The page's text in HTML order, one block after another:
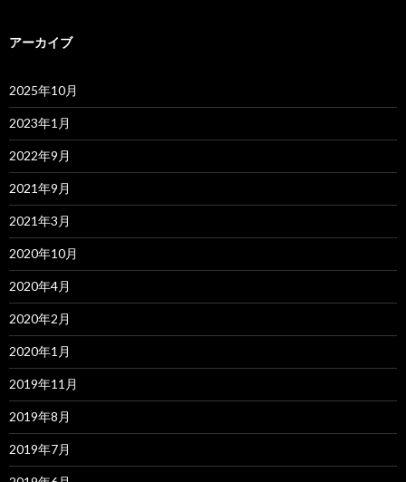
アーカイブ
2025年10月
2023年1月
2022年9月
2021年9月
2021年3月
2020年10月
2020年4月
2020年2月
2020年1月
2019年11月
2019年8月
2019年7月